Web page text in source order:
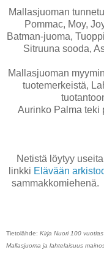
Mallasjuoman
Pommac, Moy,
Batman-juoma,
Sitruuna sooda,
Mallasjuoman
tuotemerkeistä,
Aurinko Palma teki
Netistä löytyy
linkki Elävään
sammakkomiehenä.
Tietolähde: Kirja Nuori 100
Mallasjuoma ja lahtelaisuus